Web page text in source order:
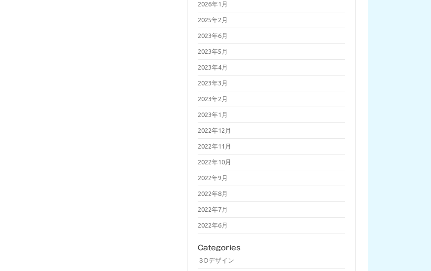
2026年1月
2025年2月
2023年6月
2023年5月
2023年4月
2023年3月
2023年2月
2023年1月
2022年12月
2022年11月
2022年10月
2022年9月
2022年8月
2022年7月
2022年6月
Categories
３Dデザイン